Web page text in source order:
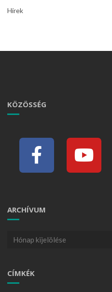
Hírek
KÖZÖSSÉG
ARCHÍVUM
CÍMKÉK